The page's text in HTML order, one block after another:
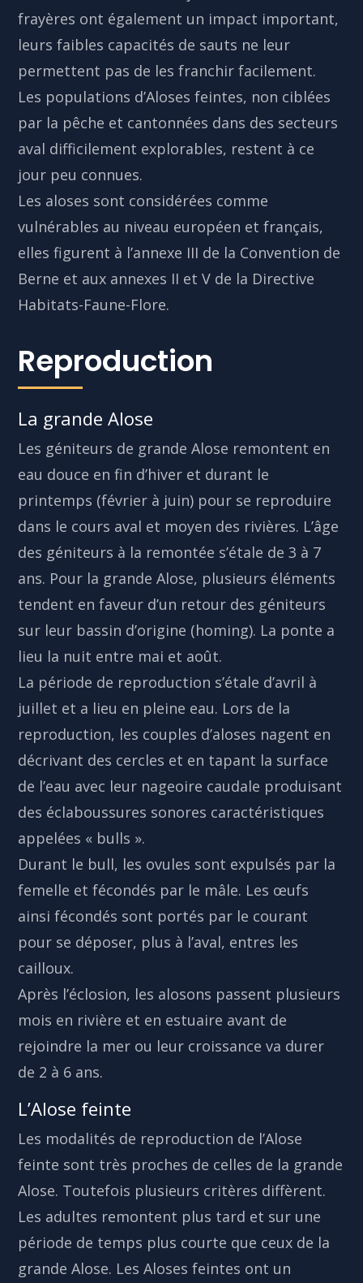
frayères ont également un impact important,
leurs faibles capacités de sauts ne leur
permettent pas de les franchir facilement.
Les populations d’Aloses feintes, non ciblées
par la pêche et cantonnées dans des secteurs
aval difficilement explorables, restent à ce
jour peu connues.
Les aloses sont considérées comme
vulnérables au niveau européen et français,
elles figurent à l’annexe III de la Convention de
Berne et aux annexes II et V de la Directive
Habitats-Faune-Flore.
Reproduction
La grande Alose
Les géniteurs de grande Alose remontent en
eau douce en fin d’hiver et durant le
printemps (février à juin) pour se reproduire
dans le cours aval et moyen des rivières. L’âge
des géniteurs à la remontée s’étale de 3 à 7
ans. Pour la grande Alose, plusieurs éléments
tendent en faveur d’un retour des géniteurs
sur leur bassin d’origine (homing). La ponte a
lieu la nuit entre mai et août.
La période de reproduction s’étale d’avril à
juillet et a lieu en pleine eau. Lors de la
reproduction, les couples d’aloses nagent en
décrivant des cercles et en tapant la surface
de l’eau avec leur nageoire caudale produisant
des éclaboussures sonores caractéristiques
appelées « bulls ».
Durant le bull, les ovules sont expulsés par la
femelle et fécondés par le mâle. Les œufs
ainsi fécondés sont portés par le courant
pour se déposer, plus à l’aval, entres les
cailloux.
Après l’éclosion, les alosons passent plusieurs
mois en rivière et en estuaire avant de
rejoindre la mer ou leur croissance va durer
de 2 à 6 ans.
L’Alose feinte
Les modalités de reproduction de l’Alose
feinte sont très proches de celles de la grande
Alose. Toutefois plusieurs critères diffèrent.
Les adultes remontent plus tard et sur une
période de temps plus courte que ceux de la
grande Alose. Les Aloses feintes ont un